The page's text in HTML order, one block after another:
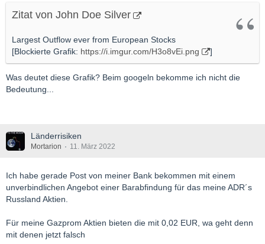
Zitat von John Doe Silver
Largest Outflow ever from European Stocks
[Blockierte Grafik: https://i.imgur.com/H3o8vEi.png ]
Was deutet diese Grafik? Beim googeln bekomme ich nicht die
Bedeutung...
Länderrisiken
Mortarion 11. März 2022
Ich habe gerade Post von meiner Bank bekommen mit einem
unverbindlichen Angebot einer Barabfindung für das meine ADR´s
Russland Aktien.
Für meine Gazprom Aktien bieten die mit 0,02 EUR, wa geht denn
mit denen jetzt falsch